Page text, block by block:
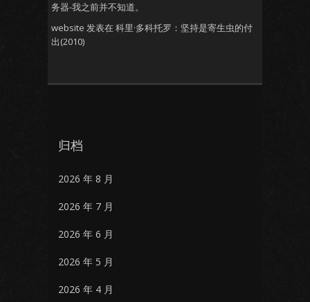
务器-我之前并不知道。
website 发表在 科里·多科托罗：坚持是寄生虫的付
出(2010)
归档
2026 年 8 月
2026 年 7 月
2026 年 6 月
2026 年 5 月
2026 年 4 月